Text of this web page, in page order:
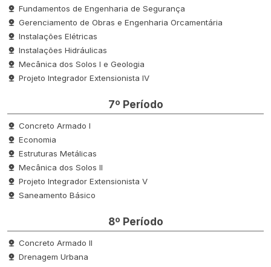
Fundamentos de Engenharia de Segurança
Gerenciamento de Obras e Engenharia Orcamentária
Instalações Elétricas
Instalações Hidráulicas
Mecânica dos Solos I e Geologia
Projeto Integrador Extensionista IV
7º Período
Concreto Armado I
Economia
Estruturas Metálicas
Mecânica dos Solos II
Projeto Integrador Extensionista V
Saneamento Básico
8º Período
Concreto Armado II
Drenagem Urbana